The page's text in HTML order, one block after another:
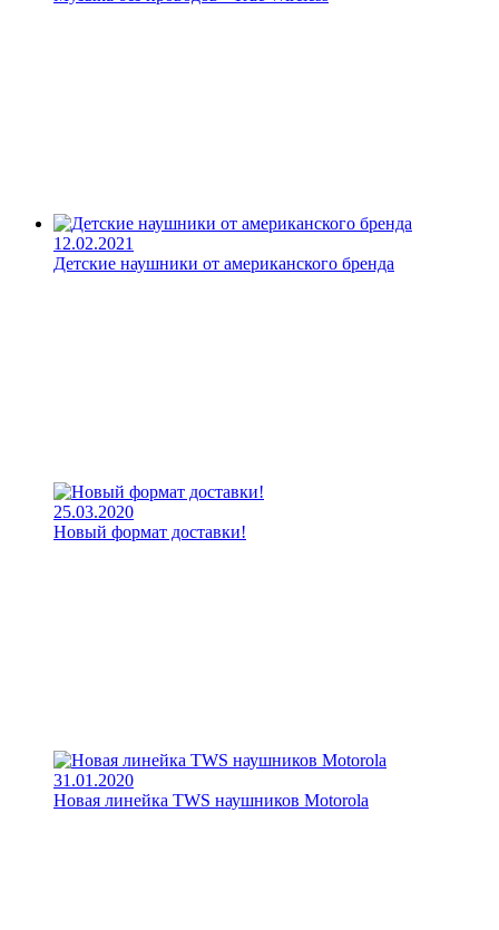
12.02.2021
Детские наушники от американского бренда
25.03.2020
Новый формат доставки!
31.01.2020
Новая линейка TWS наушников Motorola